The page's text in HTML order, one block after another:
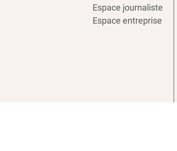
Espace journaliste
Espace entreprise